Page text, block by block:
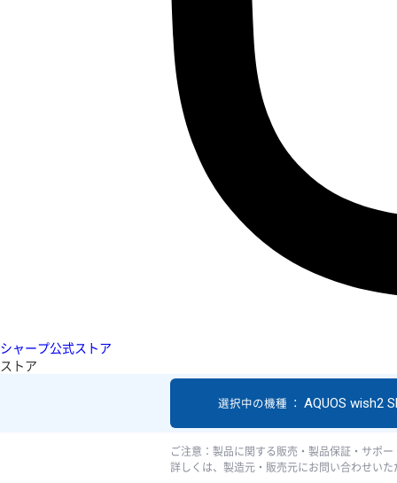
シャープ公式ストア
ストア
選択中の機種 ： AQUOS wish2
ご注意：製品に関する販売・製品保証・サポ
詳しくは、製造元・販売元にお問い合わせい